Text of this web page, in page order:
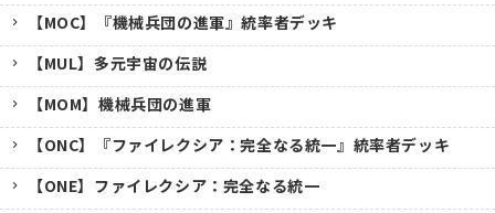
【MOC】『機械兵団の進軍』統率者デッキ
【MUL】多元宇宙の伝説
【MOM】機械兵団の進軍
【ONC】『ファイレクシア：完全なる統一』統率者デッキ
【ONE】ファイレクシア：完全なる統一